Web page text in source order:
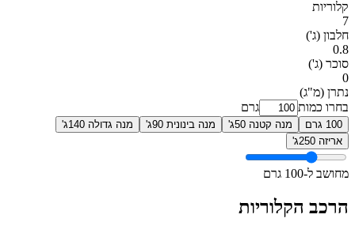
קלוריות
7
חלבון (ג')
0.8
סוכר (ג')
0
נתרן (מ"ג)
בחרו כמות
גרם
100 גרם מנה קטנה 50ג' מנה בינונית 90ג'
מנה גדולה 140ג'
אריזה 250ג'
מחושב ל-100 גרם
הרכב הקלוריות